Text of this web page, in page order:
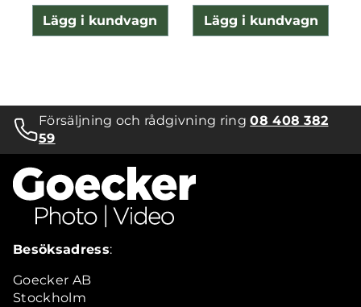
Lägg i kundvagn Lägg i kundvagn
Försäljning och rådgivning ring08 408 382
59
Besöksadress:
Goecker AB
Stockholm